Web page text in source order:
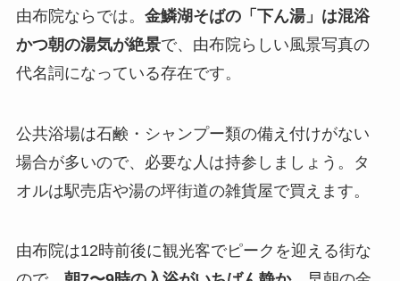
由布院ならでは。 金鱗湖そばの「下ん湯」は混浴
かつ朝の湯気が絶景で、由布院らしい風景写真の
代名詞になっている存在です。
公共浴場は石鹸・シャンプー類の備え付けがない
場合が多いので、必要な人は持参しましょう。タ
オルは駅売店や湯の坪街道の雑貨屋で買えます。
由布院は12時前後に観光客でピークを迎える街な